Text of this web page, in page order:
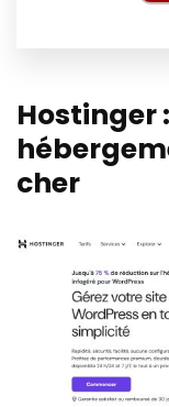
Hostinger
cher